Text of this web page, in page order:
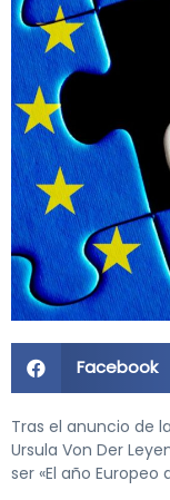
Facebook
Tras el anuncio de
Ursula Von Der
ser «El año Europeo